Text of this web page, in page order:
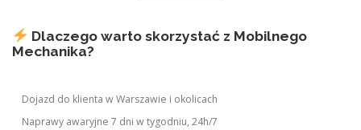
Dlaczego warto skorzystać z Mobilnego
Mechanika?
Dojazd do klienta w Warszawie i okolicach
Naprawy awaryjne 7 dni w tygodniu, 24h/7